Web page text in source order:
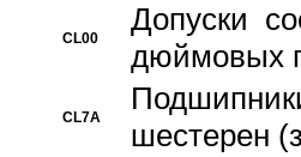
CL00
Допуски
дюймовых
CL7A
шестерен